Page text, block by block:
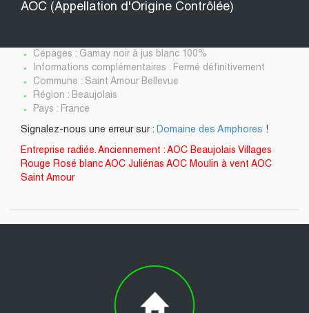
AOC (Appellation d'Origine Contrôlée)
Cépages : Gamay noir à jus blanc 100%
Informations complémentaires : Fermé définitivement
Commune : Saint Amour Bellevue
Région : Beaujolais
Pays : France
Signalez-nous une erreur sur : Domaine des Amphores !
Entreprise radiée. Anciennement : AOC Beaujolais Villages
Rouge Rosé blanc AOC Juliénas AOC Moulin à vent AOC
Saint Amour